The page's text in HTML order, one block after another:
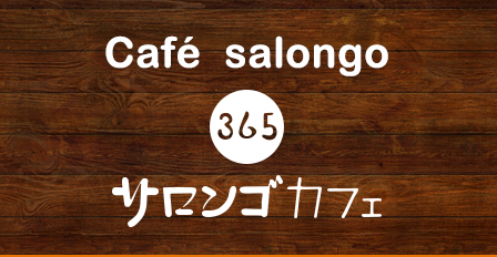
人形町の『365(サロンゴ)カフ
ェ』よりお知らせ
人形町の音楽カフェ『365カフェ』より
最新情報をお届けします。